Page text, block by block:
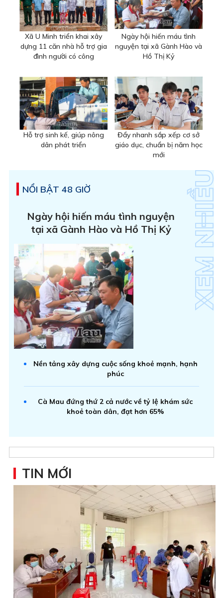
Xã U Minh triển khai xây
dựng 11 căn nhà hỗ trợ gia
đình người có công
Ngày hội hiến máu tình
nguyện tại xã Gành Hào và
Hồ Thị Kỷ
Hỗ trợ sinh kế, giúp nông
dân phát triển
Đẩy nhanh sắp xếp cơ sở
giáo dục, chuẩn bị năm học
mới
NỔI BẬT 48 GIỜ
Ngày hội hiến máu tình nguyện
tại xã Gành Hào và Hồ Thị Kỷ
Nền tảng xây dựng cuộc sống khoẻ mạnh, hạnh
phúc
Cà Mau đứng thứ 2 cả nước về tỷ lệ khám sức
khoẻ toàn dân, đạt hơn 65%
TIN MỚI